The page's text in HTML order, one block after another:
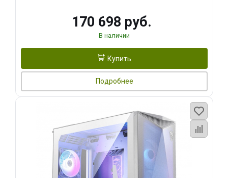
170 698 руб.
В наличии
Купить
Подробнее